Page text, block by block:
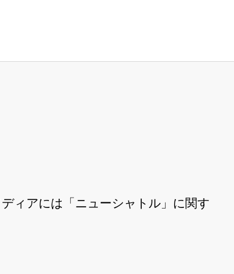
ィアには「ニューシャトル」に関す